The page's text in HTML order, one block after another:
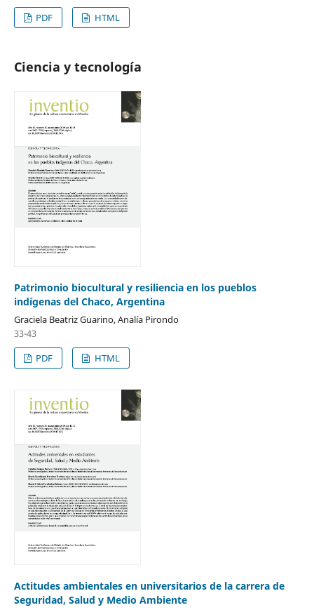
PDF
HTML
Ciencia y tecnología
Patrimonio biocultural y resiliencia en los pueblos
indígenas del Chaco, Argentina
Graciela Beatriz Guarino, Analía Pirondo
33-43
PDF
HTML
Actitudes ambientales en universitarios de la carrera de
Seguridad, Salud y Medio Ambiente